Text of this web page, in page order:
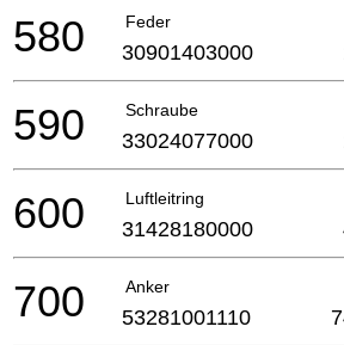
Feder
580 30901403000
Schraube
590 33024077000
Luftleitring
600 31428180000
Anker
700 53281001110